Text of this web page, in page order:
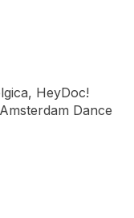
HeyDoc!
Dance